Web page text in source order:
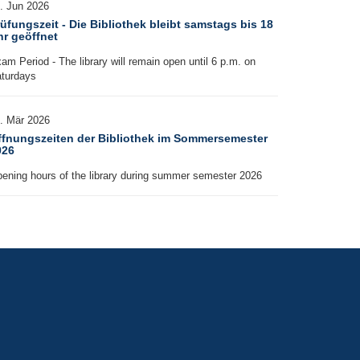
stephan.sabel@hs-
T.: +49(0)6241.509-
441
Nutzungsbedingungen
Mindestens 2
zusammen nutzen
persönlich gebucht
Eine Raum-Buchung
noch nicht genutzt
Jun 2026
- Die Bibliothek bleibt samstags bis 18
geöffnet
Period - The library will remain open until 6 p.m. on
Mär 2026
der Bibliothek im Sommersemester
hours of the library during summer semester 2026